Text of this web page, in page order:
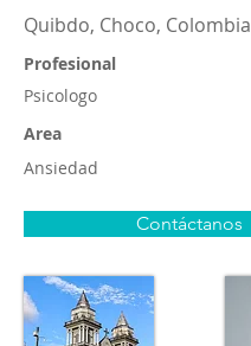
Quibdo, Choco, Colombia
Profesional
Psicologo
Area
Ansiedad
Contáctanos